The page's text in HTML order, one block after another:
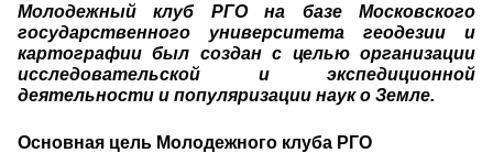
Молодежный клуб РГО на базе Московского
государственного университета геодезии и
картографии был создан с целью организации
исследовательской и экспедиционной
деятельности и популяризации наук о Земле.
Основная цель Молодежного клуба РГО